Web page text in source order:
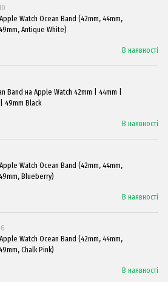
Watch Ocean Band (42mm, 44mm,
Antique White)
В наявності
Band на Apple Watch 42mm | 44mm |
49mm Black
В наявності
Watch Ocean Band (42mm, 44mm,
Blueberry)
В наявності
Watch Ocean Band (42mm, 44mm,
Chalk Pink)
В наявності